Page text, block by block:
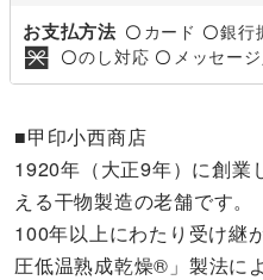
お支払方法 〇 カード 〇銀行
〇のし対応 〇 メッセー
■甲印小西商店
1920年（大正9年）に創業
える干物製造の老舗です。
100年以上にわたり受け継
圧低温熟成乾燥®」製法に